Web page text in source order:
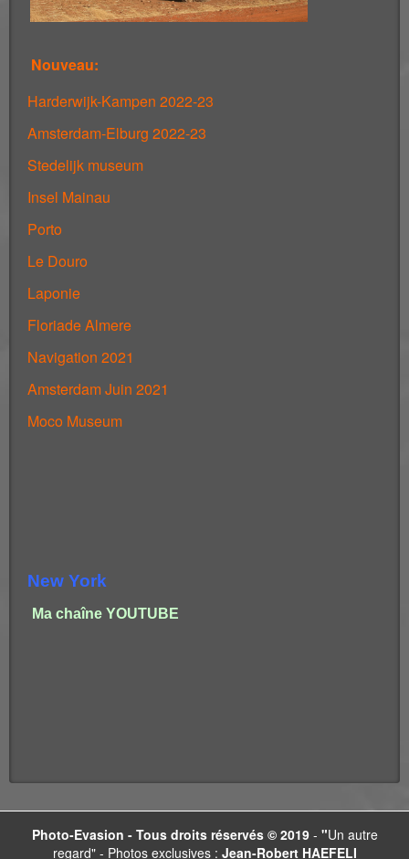
Nouveau:
Harderwijk-Kampen 2022-23
Amsterdam-Elburg 2022-23
Stedelijk museum
Insel Mainau
Porto
Le Douro
Laponie
Floriade Almere
Navigation 2021
Amsterdam Juin 2021
Moco Museum
New York
Ma chaîne YOUTUBE
Photo-Evasion - Tous droits réservés © 2019 - "Un autre
regard" - Photos exclusives : Jean-Robert HAEFELI